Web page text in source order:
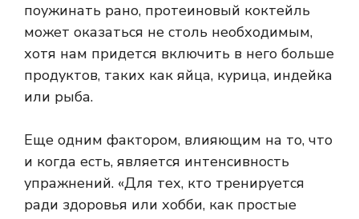
поужинать рано, протеиновый коктейль
может оказаться не столь необходимым,
хотя нам придется включить в него больше
продуктов, таких как яйца, курица, индейка
или рыба.
Еще одним фактором, влияющим на то, что
и когда есть, является интенсивность
упражнений. «Для тех, кто тренируется
ради здоровья или хобби, как простые